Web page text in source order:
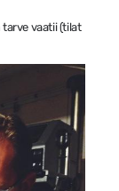
vaatii (tilat